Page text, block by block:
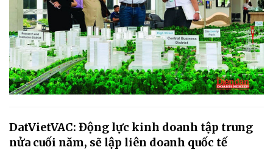
DatVietVAC: Động lực kinh doanh tập trung
nửa cuối năm, sẽ lập liên doanh quốc tế